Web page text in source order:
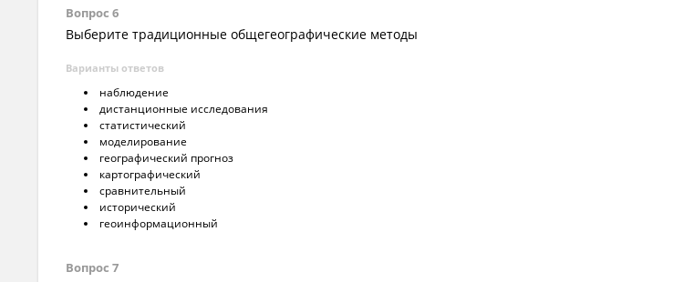
Вопрос 6
Выберите традиционные общегеографические методы
Варианты ответов
наблюдение
дистанционные исследования
статистический
моделирование
географический прогноз
картографический
сравнительный
исторический
геоинформационный
Вопрос 7